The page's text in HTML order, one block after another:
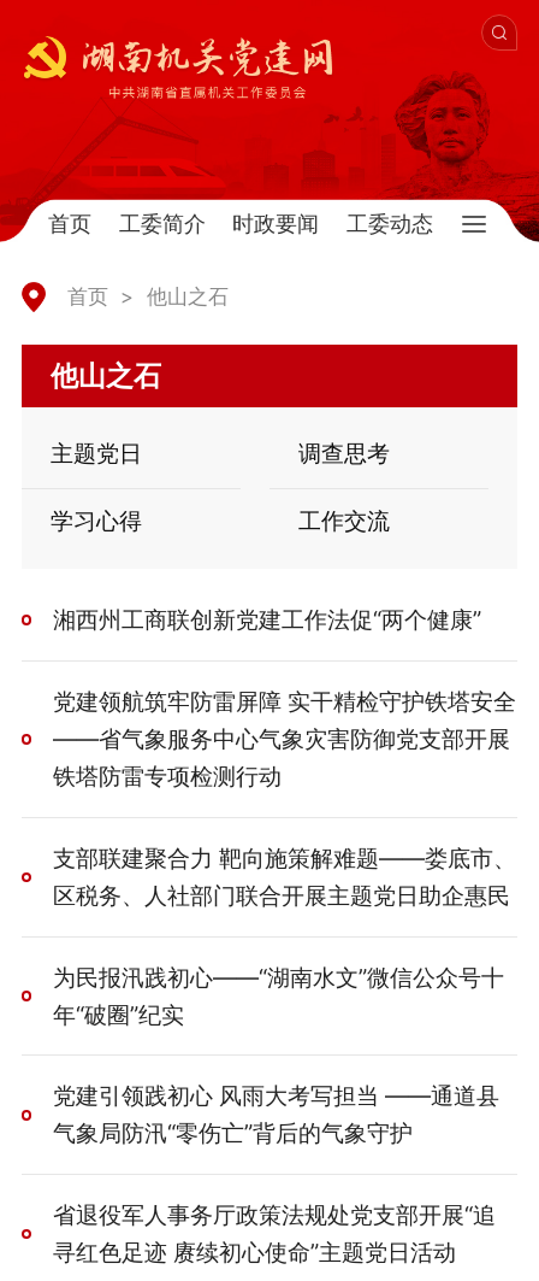
首页 工委简介 时政要闻 工委动态
首页 > 他山之石
他山之石
主题党日 调查思考
学习心得 工作交流
湘西州工商联创新党建工作法促“两个健康”
党建领航筑牢防雷屏障 实干精检守护铁塔安全
——省气象服务中心气象灾害防御党支部开展
铁塔防雷专项检测行动
支部联建聚合力 靶向施策解难题——娄底市、
区税务、人社部门联合开展主题党日助企惠民
为民报汛践初心——“湖南水文”微信公众号十
年“破圈”纪实
党建引领践初心 风雨大考写担当 ——通道县
气象局防汛“零伤亡”背后的气象守护
省退役军人事务厅政策法规处党支部开展“追
寻红色足迹 赓续初心使命”主题党日活动